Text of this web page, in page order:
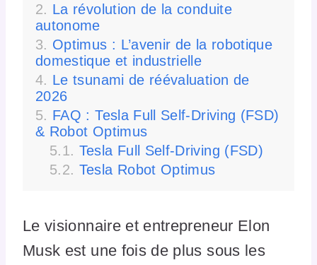
La révolution de la conduite
autonome
Optimus : L’avenir de la robotique
domestique et industrielle
Le tsunami de réévaluation de
2026
FAQ : Tesla Full Self-Driving (FSD)
& Robot Optimus
Tesla Full Self-Driving (FSD)
Tesla Robot Optimus
Le visionnaire et entrepreneur Elon
Musk est une fois de plus sous les